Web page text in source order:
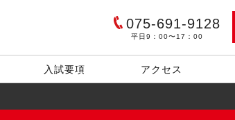
075-691-9128
平日9：00〜17：00
入試要項 アクセス